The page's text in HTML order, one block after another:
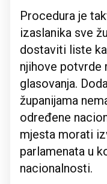
Procedura je
izaslanika sve
dostaviti liste
njihove potvrde
glasovanja.
županijama
određene
mjesta morati
parlamenata u
nacionalnosti.